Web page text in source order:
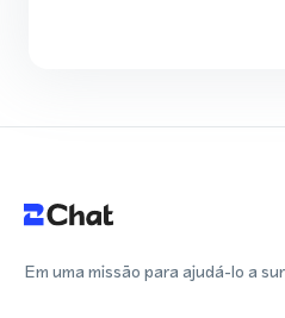
Em uma missão para ajudá-lo a